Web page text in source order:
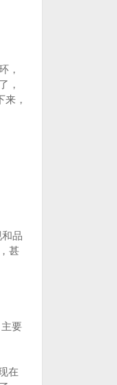
，
，
，
品
甚
要
在